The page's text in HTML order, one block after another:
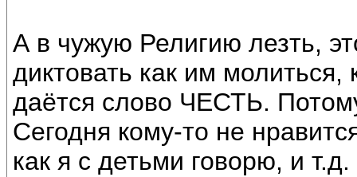
А в чужую Религию лезть,
диктовать как им молиться,
даётся слово ЧЕСТЬ.
Сегодня кому-то не
как я с детьми говорю, и т.д.